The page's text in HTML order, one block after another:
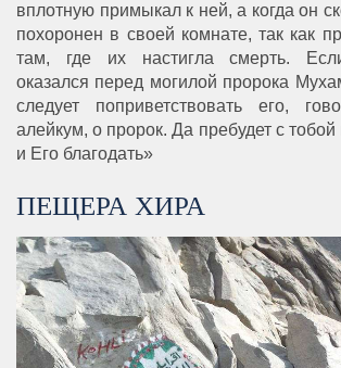
вплотную примыкал к ней, а когда он
похоронен в своей комнате, так как
там, где их настигла смерть.
оказался перед могилой пророка
следует поприветствовать его,
алейкум, о пророк. Да пребудет с
и Его благодать»
ПЕЩЕРА ХИРА